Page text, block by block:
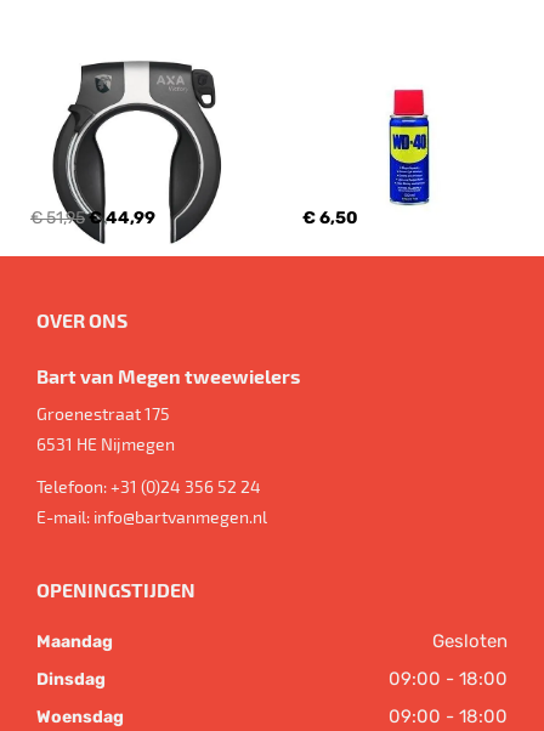
€ 51,95€ 44,99 € 6,50
OVER ONS
Bart van Megen tweewielers
Groenestraat 175
6531 HE Nijmegen
Telefoon:+31 (0)24 356 52 24
E-mail: info@bartvanmegen.nl
OPENINGSTIJDEN
Maandag Gesloten
Dinsdag 09:00 - 18:00
Woensdag 09:00 - 18:00